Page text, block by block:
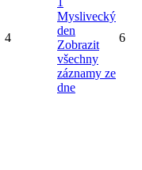
4
Myslivecký
den
Zobrazit
všechny
záznamy ze
dne
6